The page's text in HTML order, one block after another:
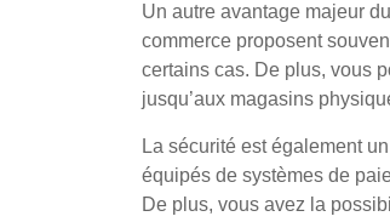
Un autre avantage majeur
commerce proposent
certains cas. De plus, vous
jusqu’aux magasins
La sécurité est également
équipés de systèmes de
De plus, vous avez la